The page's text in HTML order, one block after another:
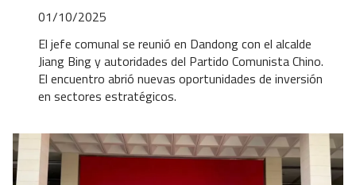
El jefe comunal se reunió en Dandong con el alcalde
Jiang Bing y autoridades del Partido Comunista Chino.
El encuentro abrió nuevas oportunidades de inversión
en sectores estratégicos.
01/10/2025